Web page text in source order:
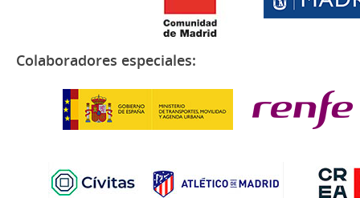
Colaboradores especiales: